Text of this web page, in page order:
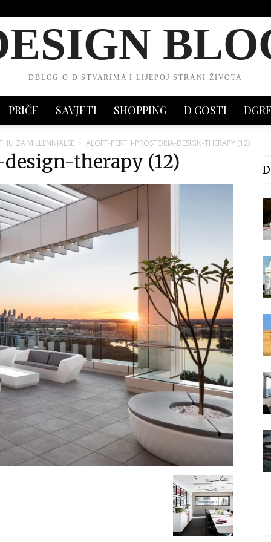
DBLOG O D STVARIMA I LIJEPOJ STRANI ŽIVOTA
PRIČE SAVJETI SHOPPING D GOSTI
ZA MILLENNIALSE ALOFT-PERTH-PROSTORIA-DESIGN-THERAPY (12)
therapy (12)